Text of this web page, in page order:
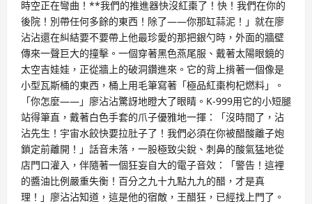
時空正在彎曲！**我們的推進器快沒紅棗了！快！我們在你的
後院！別帶任何多餘的東西！除了——你那缸蒜泥！」就在廖
沾沾還在糾結要不要帶上他最珍愛的那把銀勺時，外面的牆壁
傳來一聲巨大的撞擊。一個穿著黑色燕尾服、戴著太陽眼鏡的
太空吉娃娃，正從牆上的破洞鑽進來。它的背上揹著一個像是
小型瓦斯桶的東西，桶上用毛筆寫著「極品紅棗枸杞燃料」。
「你怎麼——」廖沾沾驚訝地瞪大了眼睛。K-999用它的小短腿
站得筆直，戴著白色手套的爪子優雅地一揮：「沒時間了，沾
沾先生！宇宙水餃快要拉肚子了！我們必須在你被醋酸離子炮
鎖定前離開！」話音未落，一股極致尖銳、刺鼻的酸氣猛地從
店門口灌入，伴隨著一個狂妄自大的電子音效：「警告！這裡
的醬油比例嚴重失衡！百分之九十九點九九的醋，才是真
理！」廖沾沾知道，這是他的宿敵，王醋狂，已經找上門了。